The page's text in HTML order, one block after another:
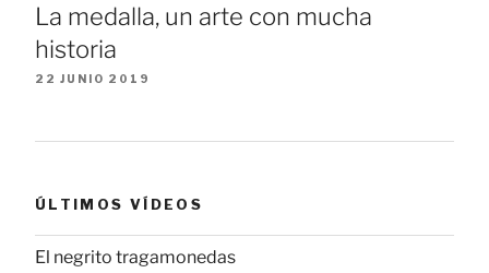
La medalla, un arte con mucha
historia
22 JUNIO 2019
ÚLTIMOS VÍDEOS
El negrito tragamonedas